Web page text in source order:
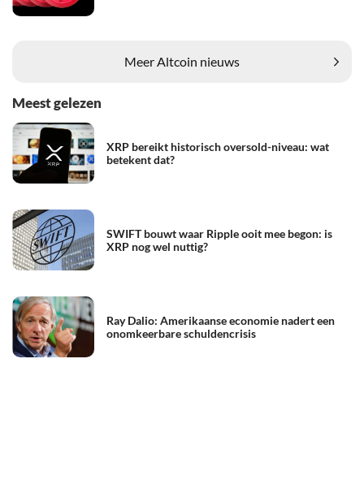
Meer Altcoin nieuws
Meest gelezen
XRP bereikt historisch oversold-niveau: wat
betekent dat?
SWIFT bouwt waar Ripple ooit mee begon: is
XRP nog wel nuttig?
Ray Dalio: Amerikaanse economie nadert een
onomkeerbare schuldencrisis